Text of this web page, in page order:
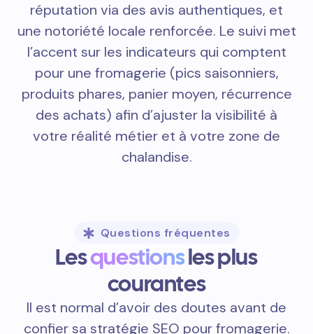
réputation via des avis authentiques, et
une notoriété locale renforcée. Le suivi met
l’accent sur les indicateurs qui comptent
pour une fromagerie (pics saisonniers,
produits phares, panier moyen, récurrence
des achats) afin d’ajuster la visibilité à
votre réalité métier et à votre zone de
chalandise.
Questions fréquentes
Lesquestionsles plus
courantes
Il est normal d’avoir des doutes avant de
confier sa stratégie SEO pour fromagerie.